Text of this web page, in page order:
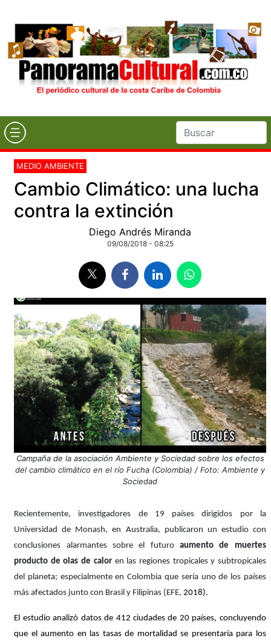
MEDIO AMBIENTE
Cambio Climático: una lucha
contra la extinción
Diego Andrés Miranda
09/08/2018 - 08:25
Campaña de la asociación Ambiente y Sociedad sobre los efectos
del cambio climático en el río Fucha (Colombia) / Foto: Ambiente y
Sociedad
Recientemente, investigadores de 19 países dirigidos por la
Universidad de Monash, en Australia, publicaron un estudio con
conclusiones alarmantes sobre el futuroaumento de muertes
producto de olas de caloren las regiones tropicales y subtropicales
del planeta; especialmente en Colombia que sería uno de los países
más afectados junto con Brasil y Filipinas (EFE,2018).
El estudio analizó datos de 412 ciudades de 20 países, concluyendo
que el aumento en las tasas de mortalidad se presentaría para los